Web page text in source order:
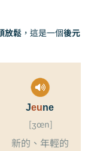
放鬆 ，這是一個後元
Jeune
[ʒœn]
新的、年輕的